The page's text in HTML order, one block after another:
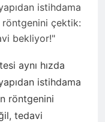
istihdama
çektik:
bekliyor!"
aynı hızda
istihdama
röntgenini
tedavi